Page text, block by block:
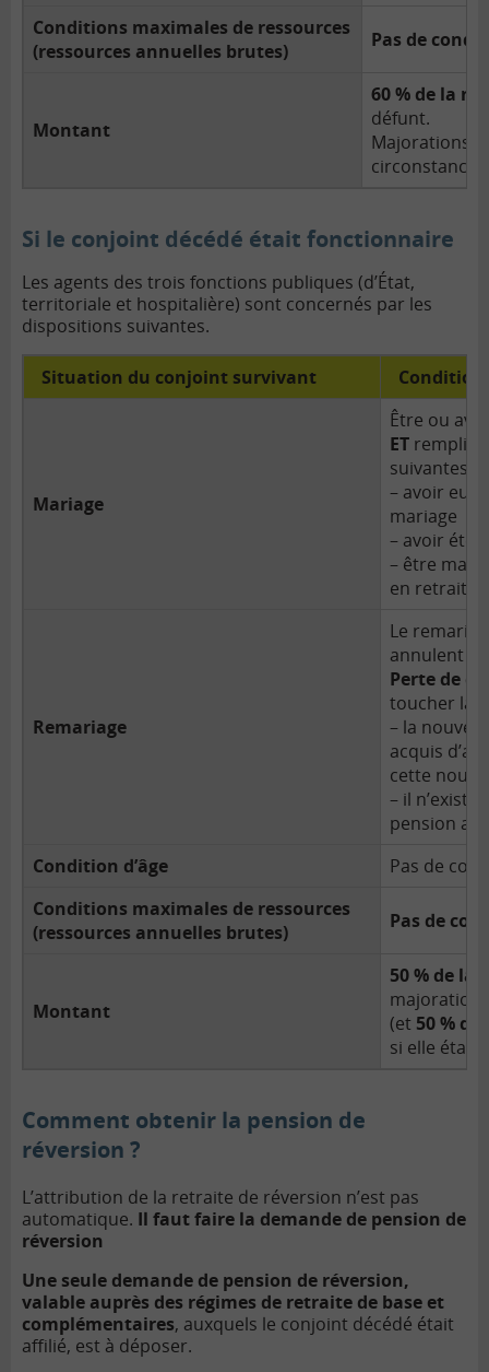
Conditions maximales de ressources
(ressources annuelles brutes)
Pas de
Montant
60 % de la
défunt.
Majorations
circonstances.
Si le conjoint décédé était fonctionnaire
Les agents des trois fonctions publiques (d’État,
territoriale et hospitalière) sont concernés par les
dispositions suivantes.
Situation du conjoint survivant
Mariage
Être ou
ET remplir
suivantes :
– avoir eu
mariage
– avoir été
– être
en retraite
Remariage
Le
annulent le
Perte de
toucher la
– la
acquis
cette
– il
pension au
Condition d’âge
Pas de
Conditions maximales de ressources
(ressources annuelles brutes)
Pas de
Montant
50 % de la
(et 50 %
si elle était
Comment obtenir la pension de
réversion ?
L’attribution de la retraite de réversion n’est pas
automatique. Il faut faire la demande de pension de
réversion
Une seule demande de pension de réversion,
valable auprès des régimes de retraite de base et
complémentaires, auxquels le conjoint décédé était
affilié, est à déposer.